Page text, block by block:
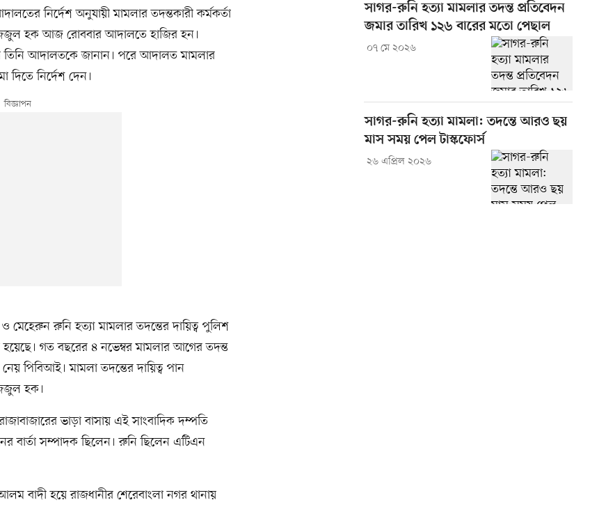
নির্দেশ অনুযায়ী মামলার তদন্তকারী কর্মকর্তা
হক আজ রোববার আদালতে হাজির হন।
তিনি আদালতকে জানান। পরে আদালত মামলার
দিতে নির্দেশ দেন।
রুনি হত্যা মামলার তদন্তের দায়িত্ব পুলিশ
গত বছরের ৪ নভেম্বর মামলার আগের তদন্ত
পিবিআই। মামলা তদন্তের দায়িত্ব পান
হক।
ভাড়া বাসায় এই সাংবাদিক দম্পতি
বার্তা সম্পাদক ছিলেন। রুনি ছিলেন এটিএন
বাদী হয়ে রাজধানীর শেরেবাংলা নগর থানায়
সাগর-রুনি হত্যা মামলার তদন্ত প্রতিবেদন
জমার তারিখ ১২৬ বারের মতো পেছাল
০৭ মে ২০২৬
সাগর-রুনি হত্যা মামলা: তদন্তে আরও ছয়
মাস সময় পেল টাস্কফোর্স
২৬ এপ্রিল ২০২৬